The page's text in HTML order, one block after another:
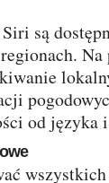
Na
od języka